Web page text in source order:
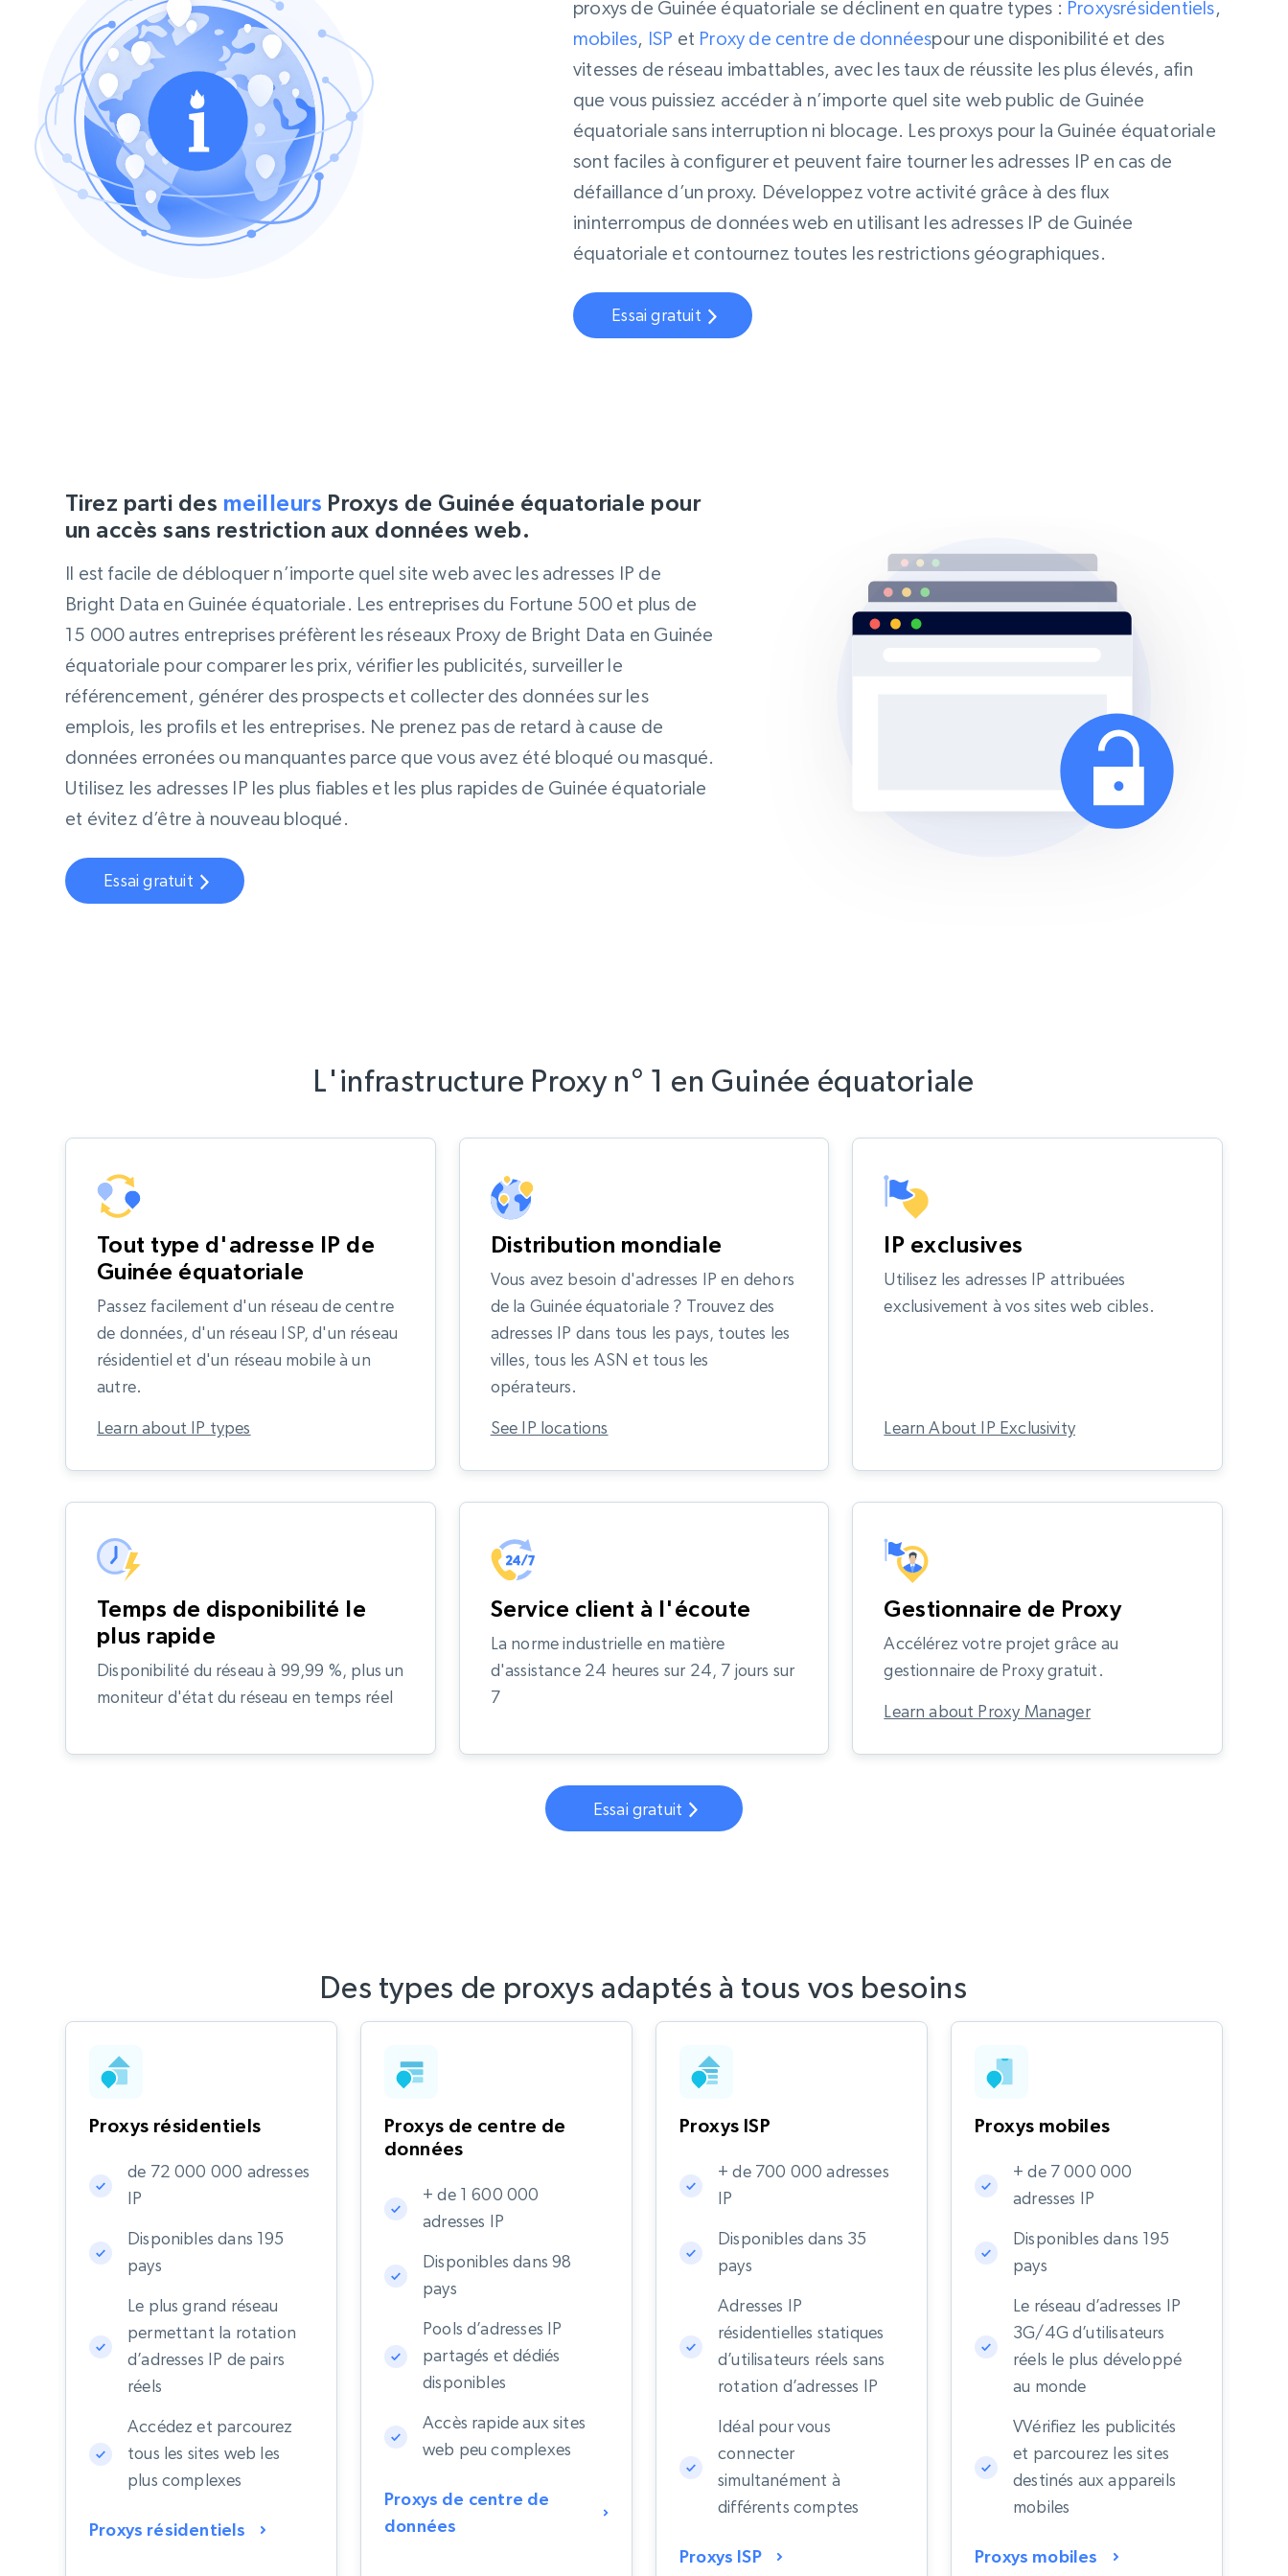
proxys de Guinée équatoriale se déclinent en quatre types : Proxysrésidentiels,
mobiles, ISP et Proxy de centre de donnéespour une disponibilité et des
vitesses de réseau imbattables, avec les taux de réussite les plus élevés, afin
que vous puissiez accéder à n’importe quel site web public de Guinée
équatoriale sans interruption ni blocage. Les proxys pour la Guinée équatoriale
sont faciles à configurer et peuvent faire tourner les adresses IP en cas de
défaillance d’un proxy. Développez votre activité grâce à des flux
ininterrompus de données web en utilisant les adresses IP de Guinée
équatoriale et contournez toutes les restrictions géographiques.
Essai gratuit
Tirez parti des meilleurs Proxys de Guinée équatoriale pour
un accès sans restriction aux données web.
Il est facile de débloquer n’importe quel site web avec les adresses IP de
Bright Data en Guinée équatoriale. Les entreprises du Fortune 500 et plus de
15 000 autres entreprises préfèrent les réseaux Proxy de Bright Data en Guinée
équatoriale pour comparer les prix, vérifier les publicités, surveiller le
référencement, générer des prospects et collecter des données sur les
emplois, les profils et les entreprises. Ne prenez pas de retard à cause de
données erronées ou manquantes parce que vous avez été bloqué ou masqué.
Utilisez les adresses IP les plus fiables et les plus rapides de Guinée équatoriale
et évitez d’être à nouveau bloqué.
Essai gratuit
L'infrastructure Proxy n° 1 en Guinée équatoriale
Tout type d'adresse IP de
Guinée équatoriale
Passez facilement d'un réseau de centre
de données, d'un réseau ISP, d'un réseau
résidentiel et d'un réseau mobile à un
autre.
Learn about IP types
Distribution mondiale
Vous avez besoin d'adresses IP en dehors
de la Guinée équatoriale ? Trouvez des
adresses IP dans tous les pays, toutes les
villes, tous les ASN et tous les
opérateurs.
See IP locations
IP exclusives
Utilisez les adresses IP attribuées
exclusivement à vos sites web cibles.
Learn About IP Exclusivity
Temps de disponibilité le
plus rapide
Disponibilité du réseau à 99,99 %, plus un
moniteur d'état du réseau en temps réel
Service client à l'écoute
La norme industrielle en matière
d'assistance 24 heures sur 24, 7 jours sur
7
Gestionnaire de Proxy
Accélérez votre projet grâce au
gestionnaire de Proxy gratuit.
Learn about Proxy Manager
Essai gratuit
Des types de proxys adaptés à tous vos besoins
Proxys résidentiels
de 72 000 000 adresses
IP
Disponibles dans 195
pays
Le plus grand réseau
permettant la rotation
d’adresses IP de pairs
réels
Accédez et parcourez
tous les sites web les
plus complexes
Proxys résidentiels
Proxys de centre de
données
+ de 1 600 000
adresses IP
Disponibles dans 98
pays
Pools d’adresses IP
partagés et dédiés
disponibles
Accès rapide aux sites
web peu complexes
Proxys de centre de
données
Proxys ISP
+ de 700 000 adresses
IP
Disponibles dans 35
pays
Adresses IP
résidentielles statiques
d’utilisateurs réels sans
rotation d’adresses IP
Idéal pour vous
connecter
simultanément à
différents comptes
Proxys ISP
Proxys mobiles
+ de 7 000 000
adresses IP
Disponibles dans 195
pays
Le réseau d’adresses IP
3G/4G d’utilisateurs
réels le plus développé
au monde
VVérifiez les publicités
et parcourez les sites
destinés aux appareils
mobiles
Proxys mobiles